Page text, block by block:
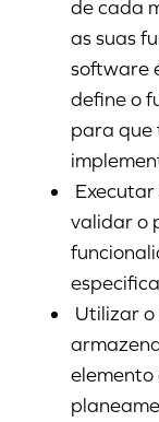
de cada
as suas
software
define o
para que
validar o
Utilizar